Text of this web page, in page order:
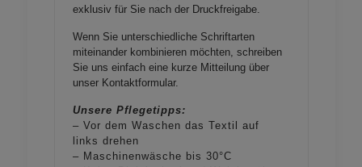
exklusiv für Sie nach der Druckfreigabe.
Wenn Sie unterschiedliche Schriftarten
miteinander kombinieren möchten, schreiben
Sie uns einfach eine kurze Mitteilung über
unser Kontaktformular.
Unsere Pflegetipps:
– Vor dem Waschen das Textil auf
links drehen
– Maschinenwäsche bis 30°C